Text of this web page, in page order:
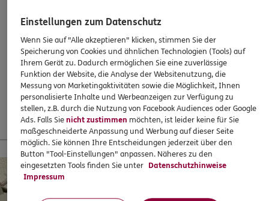
5/5
Marktplatz 4,95349 Thurnau(15.7 km)
Homepage besuchen
ERGO
Sebastian Büttner
Rote Erde 8 a,91257 Pegnitz(19.6 km)
Homepage besuchen
Katja Steinhorst-Weiderer
Ob. Stadt 13
ERGO klappts! Sogar, wenn die Behandlung bereits
super!
37,60
€ monatlich
Mehr erfahren
13 % Startbonus für junge Leute
Einstellungen zum Datenschutz
Wenn Sie auf "Alle akzeptieren" klicken, stimmen Sie der
Speicherung von Cookies und ähnlichen Technologien (Tools) auf
Ihrem Gerät zu. Dadurch ermöglichen Sie eine zuverlässige
Funktion der Website, die Analyse der Websitenutzung, die
Messung von Marketingaktivitäten sowie die Möglichkeit, Ihnen
personalisierte Inhalte und Werbeanzeigen zur Verfügung zu
stellen, z.B. durch die Nutzung von Facebook Audiences oder Google
Ads. Falls Sienicht zustimmen möchten, ist leider keine für Sie
maßgeschneiderte Anpassung und Werbung auf dieser Seite
möglich. Sie können Ihre Entscheidungen jederzeit über den
Button "Tool-Einstellungen" anpassen. Näheres zu den
eingesetzten Tools finden Sie unter Datenschutzhinweise
Impressum